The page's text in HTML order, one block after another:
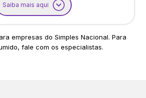
Saiba mais aqui
empresas do Simples Nacional. Para
fale com os especialistas.